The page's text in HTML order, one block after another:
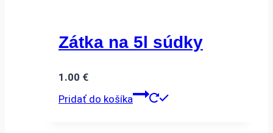
Zátka na 5l súdky
1.00 €
Pridať do košíka